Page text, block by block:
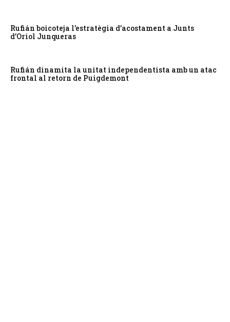
Rufián boicoteja l’estratègia d’acostament a Junts
d’Oriol Junqueras
Rufián dinamita la unitat independentista amb un atac
frontal al retorn de Puigdemont